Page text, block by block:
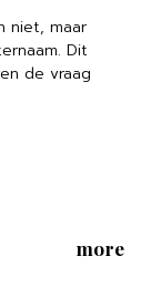
niet, maar
Dit
de vraag
more